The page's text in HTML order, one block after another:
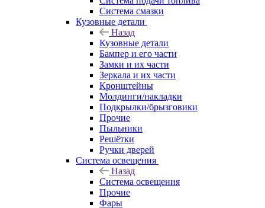
Система смазки
Кузовные детали
Назад
Кузовные детали
Бампер и его части
Замки и их части
Зеркала и их части
Кронштейны
Молдинги/накладки
Подкрылки/брызговики
Прочие
Пыльники
Решётки
Ручки дверей
Система освещения
Назад
Система освещения
Прочие
Фары